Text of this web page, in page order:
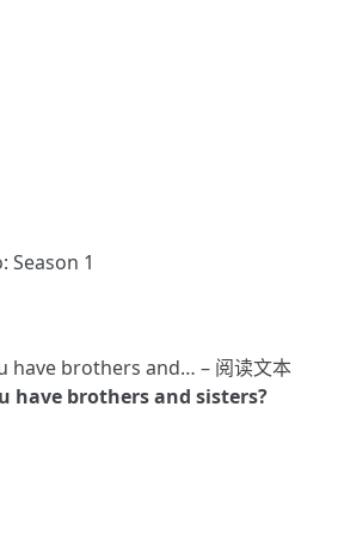
Season 1
have brothers and sisters?